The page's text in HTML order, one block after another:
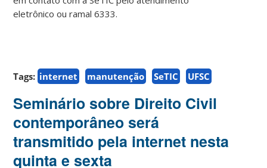
eletrônico ou ramal 6333.
Tags: internet manutenção SeTIC UFSC
Seminário sobre Direito Civil
contemporâneo será
transmitido pela internet nesta
quinta e sexta